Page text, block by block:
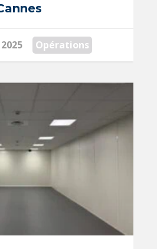
Opérations